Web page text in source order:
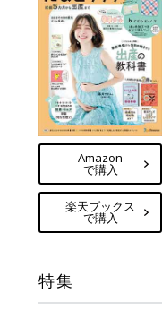
Amazon
で購入
楽天ブックス
で購入
特集